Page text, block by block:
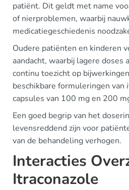
patiënt. Dit geldt met name
of nierproblemen, waarbij
medicatiegeschiedenis
Oudere patiënten en kinderen
aandacht, waarbij lagere doses
continu toezicht op
beschikbare formuleringen van
capsules van 100 mg en 200
Een goed begrip van het
levensreddend zijn voor
van de behandeling verhogen.
Interacties
Itraconazole